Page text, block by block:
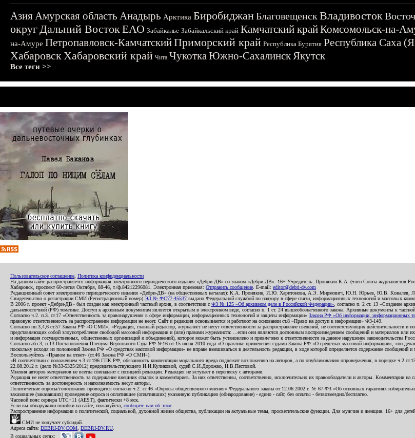
АзияАмурская область Анадырь Арктика БиробиджанБлаговещенскВладивосток
округДальний ВостокЕАО Забайкалье Забайкальский край Камчатский крайКомсомольск-на-
на-Амуре Петропавловск-КамчатскийПриморский край Республика Бурятия Республика Саха
ХабаровскХабаровский край Чита ЧукоткаЮжно-СахалинскЯкутск
Все теги >>
Пользовательское соглашение Политика конфиденциальности
На данном сайте распространяется информация электронного периодического издания «Дебри-ДВ» со знаком «Дебри-ДВ». 16+ Учредитель: Пронякин К.А. (член Союза журналистов
Хабаровск, проспект 60-летия Октября, 88-46, т./ф.84212296081. Электронная приемная: Отправить сообщение . E-mail: editor@debri-dv.com
Редакционный совет электронного периодического издания «Дебри-ДВ» (на общественных началах): К.А. Пронякин, И.Ю. Харитонова, А.Э. Мирмович, Ю.Н. Юрьев, Ю.В.
Свидетельство о регистрации СМИ (Регистрационный номер) ЭЛ № ФС77-45537 выдано Федеральной службой по надзору в сфере связи, информационных технологий и массовых
В 2006 г. проект «Дебри-ДВ» был создан как электронный частный архив, в соответствии с ФЗ № 125 «Об архивном деле в Российской Федерации» , согласно п. 2 ст. 13 «Создание
дальневосточной (РФ) тематике. Доступ к архивным документам является открытым в электронном виде, согласно п. 1 ст. 24 вышеобозначенного закона. Архивные документы к частной
Согласно ч.2. п.3. ст.17 «Ответственность за правонарушения в сфере информации, информационных технологий и защиты информации» Закона РФ «Об информации, информационных
правовую ответственность за распространение информации не несет. Сайт и редакция основываются и работают на основании ст.8 «Право на доступ к информации» ФЗ-149.
Согласно пп.3,4,6 ст.57 Закона РФ «О СМИ», «Редакция, главный редактор, журналист не несут ответственности за распространение сведений, не соответствующих
представляющих собой злоупотребление свободой массовой информации и (или) правами журналиста: ...если они являются дословным воспроизведением сообщений и материалов или
и информация государственных, общественных организаций и объединений), которое может быть установлено и привлечено к ответственности за данное нарушение законодательства
Согласно абз.3, п.13 Постановления Пленума Верховного Суда РФ №16 от 15 июня 2010 года «О практике применения судами Закона РФ «О средствах массовой информации», «по
поскольку исходя из положений Закона РФ «О средствах массовой информации» не вправе вмешиваться в деятельность редакции, в ходе которой определяется содержание сообщений и
Воспользуйтесь «Правом на ответ» (ст.46 Закона РФ «О СМИ»).
«В соответствии с положением ч.3 ст.196 ГПК РФ, обязанность компенсации морального вреда подлежит возложению на авторов, а по опубликованию опровержения, в порядке ч.2
22.08.2012 г. (дело №33-5325/2012) председательствующего И.И.Куликовой, судей С.И.Дорожко, Н.В.Пестовой.
Мнения авторов материалов не всегда совпадают с позицией редакции. Редакция не вступает в переписку с авторами.
Редакция не несет ответственность за содержание внешних ссылок и комментариев. За них ответственны, соответственно, исключительно их правообладатели и авторы.
ответственность за достоверность и наполняемость несут авторы.
Политические опросы/голосования проводятся согласно ч.2. ст.46 «Опросы общественного мнения» Федерального закона от 12.06.2002 г. № 67-ФЗ «Об основных гарантиях
заказавшее (заказавших) проведение опроса и оплатившее (оплативших) указанную публикацию (обнародование) - едино - сайт, без оплаты - безвозмездно/бесплатно.
Часовой пояс сервера UTC+11 (AEST), фактически +8 мск.
Если вы обнаружили ошибки на сайте, пожалуйста, сообщите нам об этом
Распространение информации о политической, социальной, духовной жизни общества, публикации на актуальные темы, просветительские функции. Для мужчин и женщин. 16+ для
СМИ не получает субсидий.
Адреса сайта: DEBRI-DV.COM DEBRI-DV.RU
В социальных сетях: